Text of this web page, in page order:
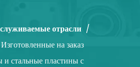
отрасли /
Изготовленные на заказ
стальные пластины с